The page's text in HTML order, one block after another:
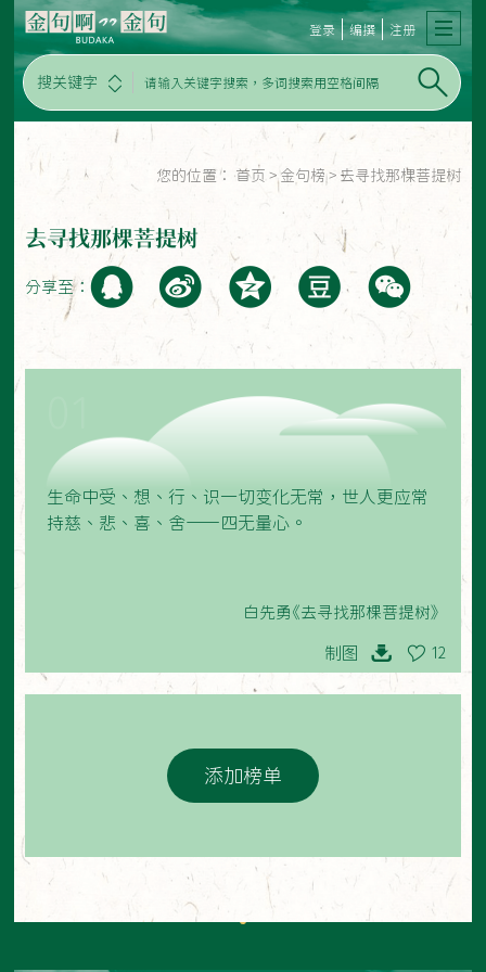
搜关键字
登录 编撰 注册
您的位置： 首页 > 金句榜 > 去寻找那棵菩提树
去寻找那棵菩提树
分享至：
生命中受、想、行、识一切变化无常，世人更应常
持慈、悲、喜、舍——四无量心。
白先勇《去寻找那棵菩提树》
制图 12
添加榜单